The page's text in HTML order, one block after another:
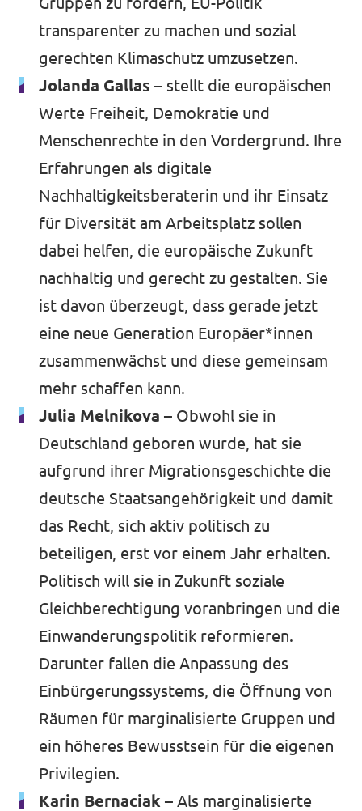
transparenter zu machen und sozial
gerechten Klimaschutz umzusetzen.
Jolanda Gallas – stellt die europäischen
Werte Freiheit, Demokratie und
Menschenrechte in den Vordergrund. Ihre
Erfahrungen als digitale
Nachhaltigkeitsberaterin und ihr Einsatz
für Diversität am Arbeitsplatz sollen
dabei helfen, die europäische Zukunft
nachhaltig und gerecht zu gestalten. Sie
ist davon überzeugt, dass gerade jetzt
eine neue Generation Europäer*innen
zusammenwächst und diese gemeinsam
mehr schaffen kann.
Julia Melnikova – Obwohl sie in
Deutschland geboren wurde, hat sie
aufgrund ihrer Migrationsgeschichte die
deutsche Staatsangehörigkeit und damit
das Recht, sich aktiv politisch zu
beteiligen, erst vor einem Jahr erhalten.
Politisch will sie in Zukunft soziale
Gleichberechtigung voranbringen und die
Einwanderungspolitik reformieren.
Darunter fallen die Anpassung des
Einbürgerungssystems, die Öffnung von
Räumen für marginalisierte Gruppen und
ein höheres Bewusstsein für die eigenen
Privilegien.
Karin Bernaciak – Als marginalisierte